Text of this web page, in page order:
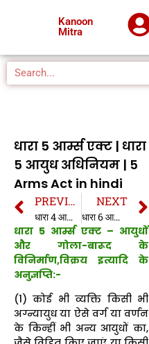
Kanoon
Mitra
धारा 5 आर्म्स एक्ट | धारा
5 आयुध अधिनियम | 5
Arms Act in hindi
PREVIOUS
धारा 4 आर्म्स एक्ट | धारा 4 आयुध अधिनियम | 4 Arms Act in hindi
NEXT
धारा 6 आर्म्स एक्ट | धारा 6 आयुध अधिनियम | 6 Arms Act in hindi
धारा 5 आर्म्स एक्ट – आयुधों
और गोला-बारूद के
विनिर्माण,विक्रय इत्यादि के
अनुज्ञप्ति:-
(1) कोई भी व्यक्ति किसी भी
अग्न्यायुध या ऐसे वर्ग या वर्णन
के किन्हीं भी अन्य आयुधों का,